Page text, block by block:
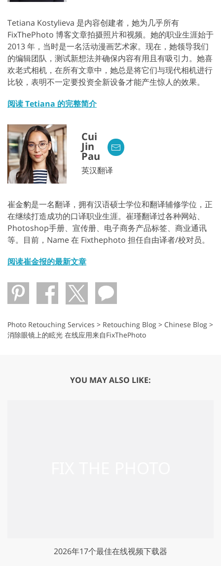
Tetiana Kostylieva 是内容创建者，她为几乎所有
FixThePhoto 博客文章拍摄照片和视频。她的职业生涯始于
2013 年，当时是一名活动漫画艺术家。现在，她领导我们
的编辑团队，测试新想法并确保内容有用且有吸引力。她喜
欢老式相机，在所有文章中，她总是将它们与现代相机进行
比较，表明不一定要投资全新设备才能产生惊人的效果。
阅读 Tetiana 的完整简介
Cui
Jin
Pau
英汉翻译
崔金豹是一名翻译，拥有汉语硕士学位和翻译辅修学位，正
在继续打造成功的口译职业生涯。崔瑾翻译过各种网站、
Photoshop手册、宣传册、电子商务产品标签、商业通讯
等。目前，Name 在 Fixthephoto 担任自由译者/校对员。
阅读崔金报的最新文章
Photo Retouching Services > Retouching Blog > Chinese Blog >
消除眼镜上的眩光 在线应用来自FixThePhoto
YOU MAY ALSO LIKE:
2026年17个最佳在线视频下载器